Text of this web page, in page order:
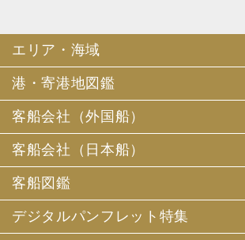
エリア・海域
港・寄港地図鑑
客船会社（外国船）
客船会社（日本船）
客船図鑑
デジタルパンフレット特集